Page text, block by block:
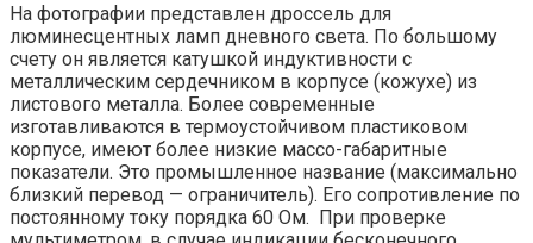
На фотографии представлен дроссель для
люминесцентных ламп дневного света. По большому
счету он является катушкой индуктивности с
металлическим сердечником в корпусе (кожухе) из
листового металла. Более современные
изготавливаются в термоустойчивом пластиковом
корпусе, имеют более низкие массо-габаритные
показатели. Это промышленное название (максимально
близкий перевод — ограничитель). Его сопротивление по
постоянному току порядка 60 Ом. При проверке